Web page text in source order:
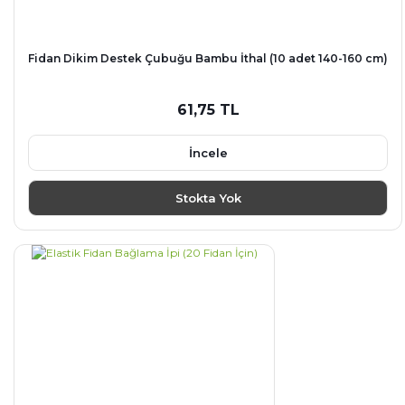
Fidan Dikim Destek Çubuğu Bambu İthal (10 adet 140-160 cm)
61,75 TL
İncele
Stokta Yok